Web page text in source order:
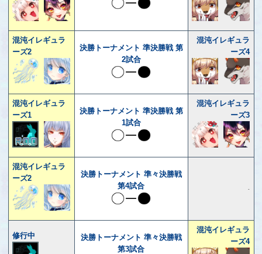
混沌イレギュラ
ーズ2
決勝トーナメント 準決勝戦 第
2試合
混沌イレギュラ
ーズ4
混沌イレギュラ
ーズ1
決勝トーナメント 準決勝戦 第
1試合
混沌イレギュラ
ーズ3
混沌イレギュラ
ーズ2
決勝トーナメント 準々決勝戦
第4試合
-
修行中
決勝トーナメント 準々決勝戦
第3試合
混沌イレギュラ
ーズ4